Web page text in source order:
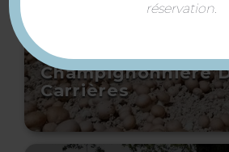
Champignonnière
Carrières
réservation.